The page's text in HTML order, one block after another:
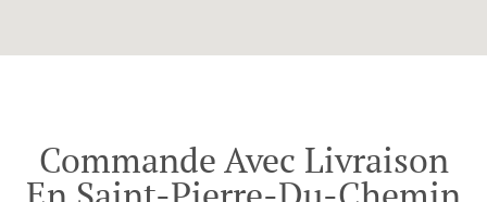
Commande Avec Livraison